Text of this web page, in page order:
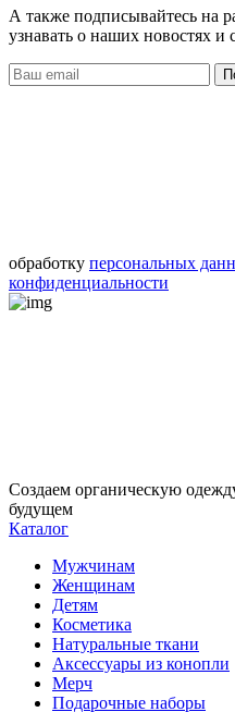
А также подписывайтесь на
узнавать о наших новостях
обработку персональных
конфиденциальности
Создаем органическую
будущем
Каталог
Мужчинам
Женщинам
Детям
Косметика
Натуральные ткани
Аксессуары из конопли
Мерч
Подарочные наборы